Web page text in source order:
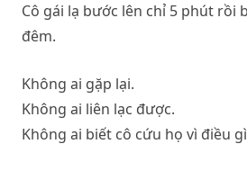
Cô gái lạ bước lên chỉ 5 phút rồi
đêm.
Không ai gặp lại.
Không ai liên lạc được.
Không ai biết cô cứu họ vì điều